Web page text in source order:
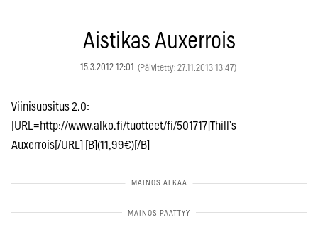
Aistikas Auxerrois
15.3.2012 12:01 (Päivitetty: 27.11.2013 13:47)
Viinisuositus 2.0:
[URL=http://www.alko.fi/tuotteet/fi/501717]Thill’s
Auxerrois[/URL] [B](11,99€)[/B]